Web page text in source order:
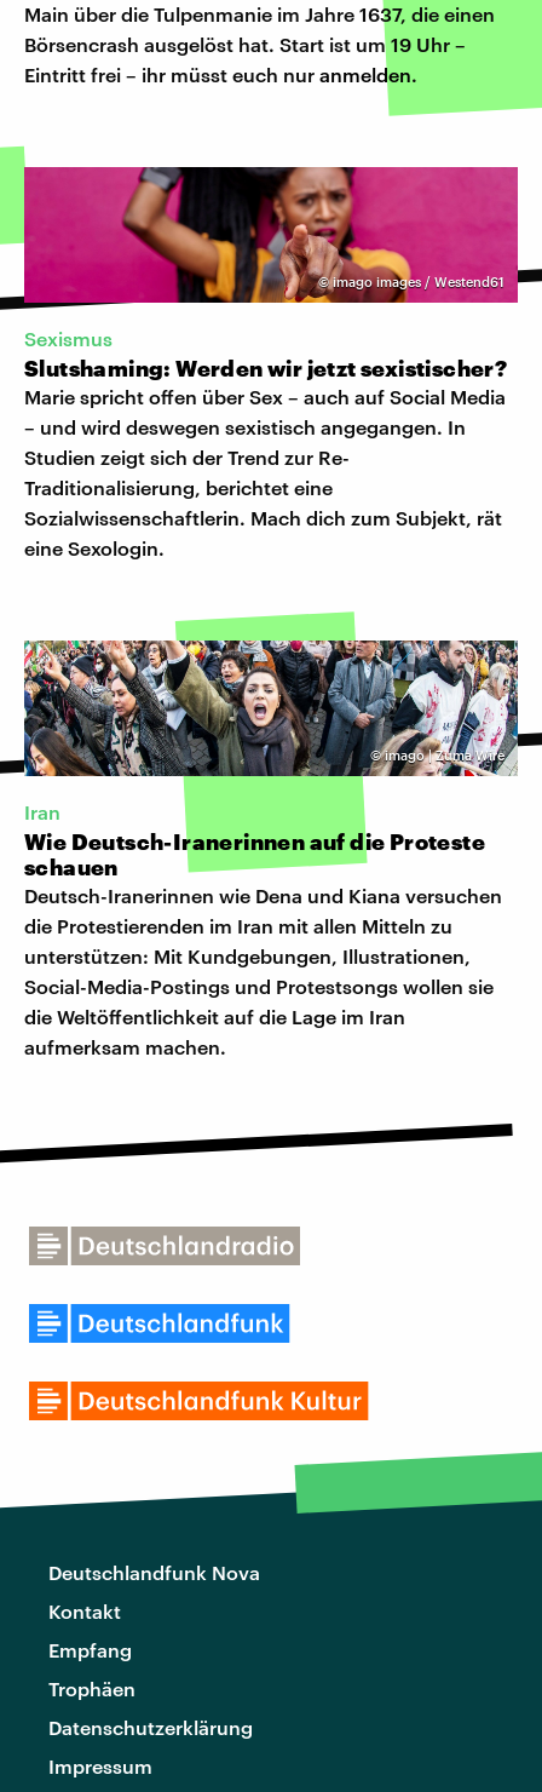
Main über die Tulpenmanie im Jahre 1637, die einen
Börsencrash ausgelöst hat. Start ist um 19 Uhr –
Eintritt frei – ihr müsst euch nur anmelden.
©imago images / Westend61
Sexismus
Slutshaming: Werden wir jetzt sexistischer?
Marie spricht offen über Sex – auch auf Social Media
– und wird deswegen sexistisch angegangen. In
Studien zeigt sich der Trend zur Re-
Traditionalisierung, berichtet eine
Sozialwissenschaftlerin. Mach dich zum Subjekt, rät
eine Sexologin.
©imago | Zuma Wire
Iran
Wie Deutsch-Iranerinnen auf die Proteste
schauen
Deutsch-Iranerinnen wie Dena und Kiana versuchen
die Protestierenden im Iran mit allen Mitteln zu
unterstützen: Mit Kundgebungen, Illustrationen,
Social-Media-Postings und Protestsongs wollen sie
die Weltöffentlichkeit auf die Lage im Iran
aufmerksam machen.
Deutschlandfunk Nova
Kontakt
Empfang
Trophäen
Datenschutzerklärung
Impressum